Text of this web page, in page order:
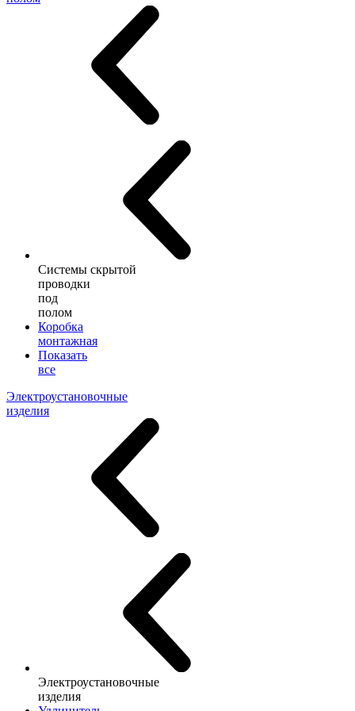
Системы скрытой
проводки
под
полом
Коробка
монтажная
Показать
все
Электроустановочные
изделия
Электроустановочные
изделия